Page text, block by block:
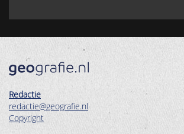
Redactie
redactie@geografie.nl
Copyright